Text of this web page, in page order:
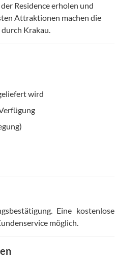
Residence erholen und
Attraktionen machen die
Krakau.
wird
. Eine kostenlose
möglich.